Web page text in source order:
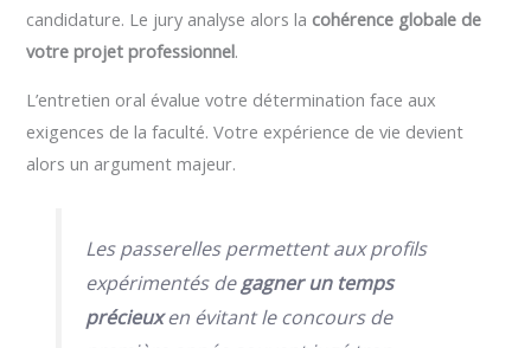
candidature. Le jury analyse alors la cohérence globale de
votre projet professionnel.
L’entretien oral évalue votre détermination face aux
exigences de la faculté. Votre expérience de vie devient
alors un argument majeur.
Les passerelles permettent aux profils
expérimentés degagner un temps
précieuxen évitant le concours de